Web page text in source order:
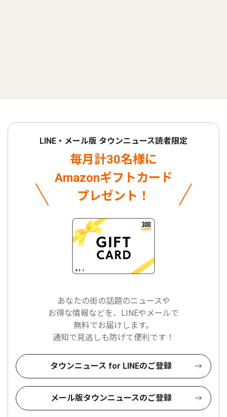
LINE・メール版 タウンニュース読者限定
毎月計30名様に
Amazonギフトカード
プレゼント！
あなたの街の話題のニュースや
お得な情報などを、LINEやメールで
無料でお届けします。
通知で見逃しも防げて便利です！
タウンニュース for LINEのご登録
メール版タウンニュースのご登録